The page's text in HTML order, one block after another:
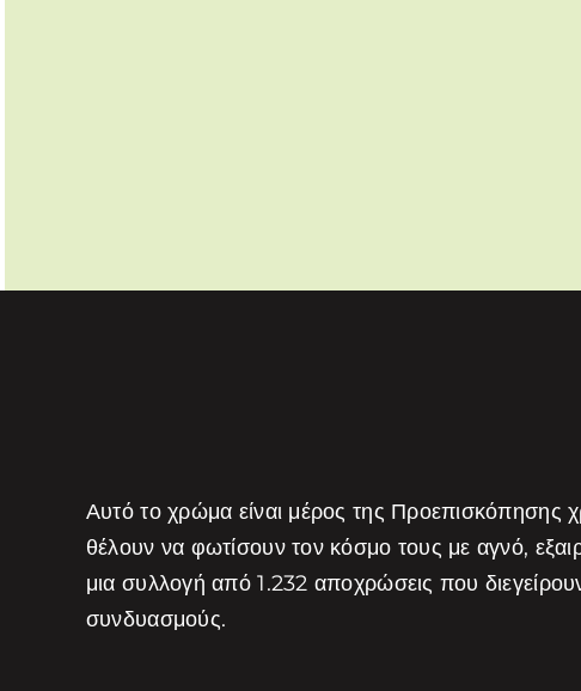
Αυτό το χρώμα είναι μέρος της
θέλουν να φωτίσουν τον κόσμο τους με αγνό,
μια συλλογή από 1.232 αποχρώσεις που
συνδυασμούς.